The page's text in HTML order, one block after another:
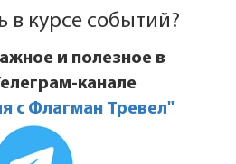
в курсе событий?
и полезное в
канале
с Флагман Тревел"